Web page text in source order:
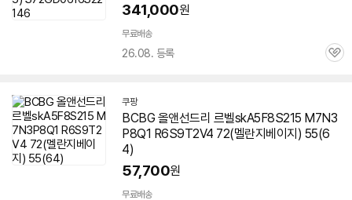
341,000원
무료배송
26.08. 등록
관
쿠팡
BCBG 올앤선드리 르벨skA5F8S215 M7N3
P8Q1 R6S9T2V4 72(멜란지베이지) 55(6
4)
57,700원
무료배송